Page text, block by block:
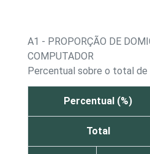
A1 - PROPORÇÃO DE
COMPUTADOR
Percentual sobre o total de
Percentual (%)
Total